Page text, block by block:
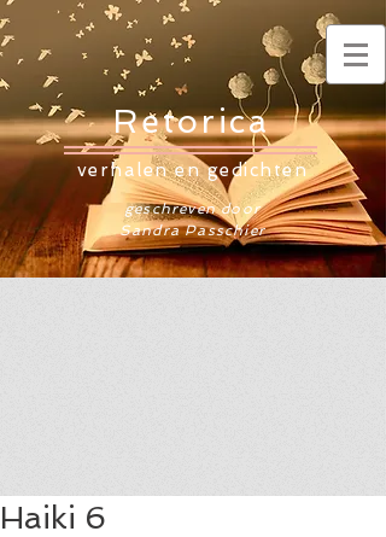
Retorica
verhalen en gedichten
geschreven door
Sandra Passchier
Haiki 6